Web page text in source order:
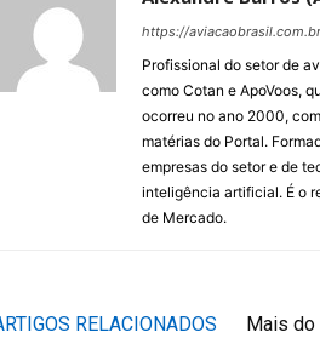
https://aviacaobrasil.com.br
Profissional do setor de
como Cotan e ApoVoos,
ocorreu no ano 2000,
matérias do Portal.
empresas do setor e de
inteligência artificial. É o
de Mercado.
RELACIONADOS Mais do